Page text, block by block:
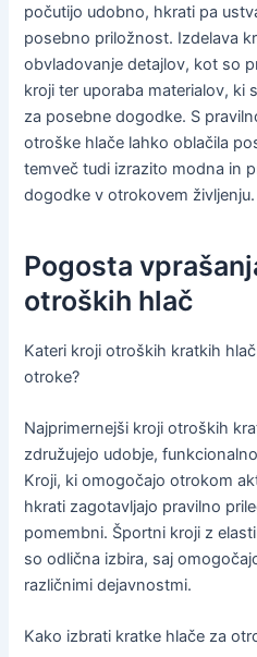
počutijo udobno, hkrati pa
posebno priložnost. Izdelava
obvladovanje detajlov, kot so
kroji ter uporaba materialov, ki
za posebne dogodke. S
otroške hlače lahko oblačila
temveč tudi izrazito modna in
dogodke v otrokovem življenju.
Pogosta
otroških hlač
Kateri kroji otroških kratkih
otroke?
Najprimernejši kroji otroških
združujejo udobje,
Kroji, ki omogočajo otrokom
hkrati zagotavljajo pravilno
pomembni. Športni kroji z
so odlična izbira, saj
različnimi dejavnostmi.
Kako izbrati kratke hlače za